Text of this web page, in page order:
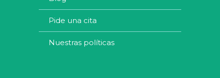
pide una cita
nuestras políticas